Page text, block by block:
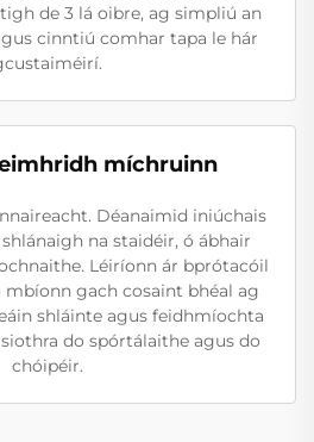
de 3 lá oibre, ag simpliú an
cinntiú comhar tapa le hár
míchruinn
Déanaimid iniúchais
na staidéir, ó ábhair
Léiríonn ár bprótacóil
gach cosaint bhéal ag
shláinte agus feidhmíochta
do spórtálaithe agus do
chóipéir.